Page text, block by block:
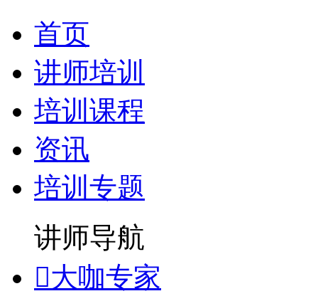
首页
讲师培训
培训课程
资讯
培训专题
讲师导航
大咖专家